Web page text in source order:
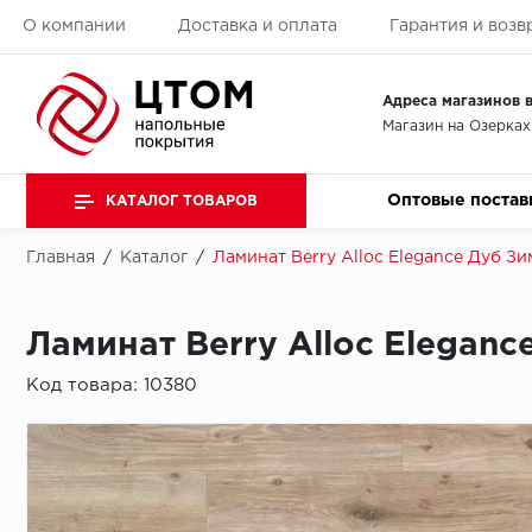
О компании Доставка и оплата Гарантия и
Адреса магазинов
Магазин на Озерках
КАТАЛОГ ТОВАРОВ Оптовые
Главная / Каталог / Ламинат Berry Alloc Elegance Дуб
Ламинат Berry Alloc
Код товара: 10380